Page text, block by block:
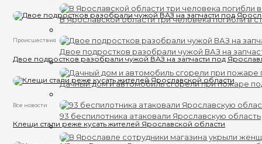
В Ярославской области три человека погибли в
Двое подростков разобрали чужой ВАЗ на
Дачный дом и автомобиль сгорели при пожаре
93 беспилотника атаковали Ярославскую область
Происшествия
Двое подростков разобрали чужой ВАЗ на запчасти под
Все новости
Клещи стали реже кусать жителей Ярославской области